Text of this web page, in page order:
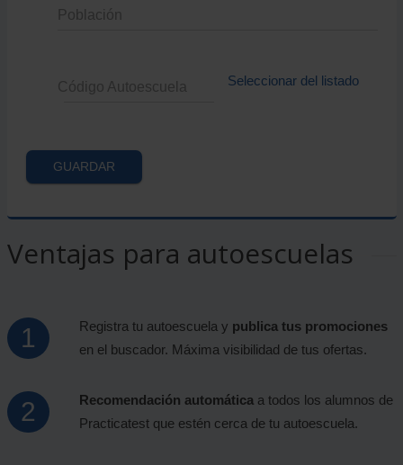
Población
Código Autoescuela Seleccionar del listado
GUARDAR
Ventajas para autoescuelas
Registra tu autoescuela y publica tus promociones
en el buscador. Máxima visibilidad de tus ofertas.
Recomendación automáticaa todos los alumnos de
Practicatest que estén cerca de tu autoescuela.